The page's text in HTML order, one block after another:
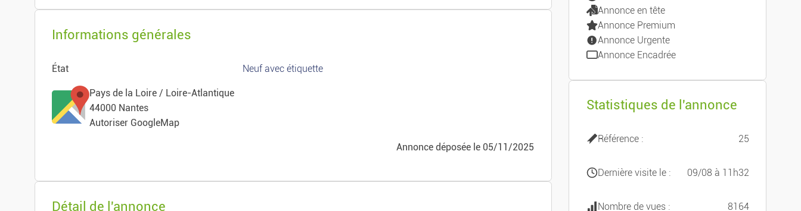
Informations générales
État Neuf avec étiquette
Pays de la Loire / Loire-Atlantique
44000 Nantes
Autoriser GoogleMap
Annonce déposée le 05/11/2025
Détail de l'annonce
Annonce en tête
Annonce Premium
Annonce Urgente
Annonce Encadrée
Statistiques de l'annonce
Référence : 25
Dernière visite le : 09/08 à 11h32
Nombre de vues : 8164